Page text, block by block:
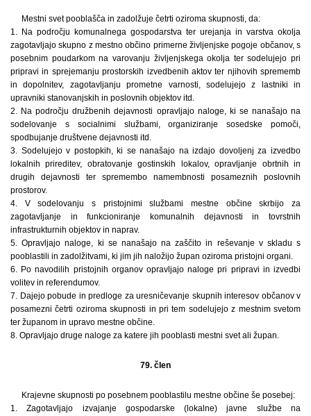
Mestni svet pooblašča in zadolžuje četrti oziroma skupnosti, da:
1. Na področju komunalnega gospodarstva ter urejanja in varstva okolja
zagotavljajo skupno z mestno občino primerne življenjske pogoje občanov, s
posebnim poudarkom na varovanju življenjskega okolja ter sodelujejo pri
pripravi in sprejemanju prostorskih izvedbenih aktov ter njihovih sprememb
in dopolnitev, zagotavljanju prometne varnosti, sodelujejo z lastniki in
upravniki stanovanjskih in poslovnih objektov itd.
2. Na področju družbenih dejavnosti opravljajo naloge, ki se nanašajo na
sodelovanje s socialnimi službami, organiziranje sosedske pomoči,
spodbujanje društvene dejavnosti itd.
3. Sodelujejo v postopkih, ki se nanašajo na izdajo dovoljenj za izvedbo
lokalnih prireditev, obratovanje gostinskih lokalov, opravljanje obrtnih in
drugih dejavnosti ter spremembo namembnosti posameznih poslovnih
prostorov.
4. V sodelovanju s pristojnimi službami mestne občine skrbijo za
zagotavljanje in funkcioniranje komunalnih dejavnosti in tovrstnih
infrastrukturnih objektov in naprav.
5. Opravljajo naloge, ki se nanašajo na zaščito in reševanje v skladu s
pooblastili in zadolžitvami, ki jim jih naložijo župan oziroma pristojni organi.
6. Po navodilih pristojnih organov opravljajo naloge pri pripravi in izvedbi
volitev in referendumov.
7. Dajejo pobude in predloge za uresničevanje skupnih interesov občanov v
posamezni četrti oziroma skupnosti in pri tem sodelujejo z mestnim svetom
ter županom in upravo mestne občine.
8. Opravljajo druge naloge za katere jih pooblasti mestni svet ali župan.
79. člen
Krajevne skupnosti po posebnem pooblastilu mestne občine še posebej:
1. Zagotavljajo izvajanje gospodarske (lokalne) javne službe na